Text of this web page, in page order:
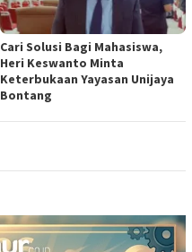
Cari Solusi Bagi Mahasiswa,
Heri Keswanto Minta
Keterbukaan Yayasan Unijaya
Bontang